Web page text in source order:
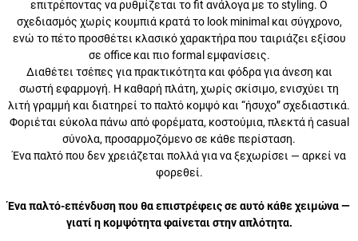
επιτρέποντας να ρυθμίζεται το fit ανάλογα με το styling. Ο
σχεδιασμός χωρίς κουμπιά κρατά το look minimal και σύγχρονο, ενώ
το πέτο προσθέτει κλασικό χαρακτήρα που ταιριάζει εξίσου σε office
και πιο formal εμφανίσεις.
Διαθέτει τσέπες για πρακτικότητα και φόδρα για άνεση και σωστή
εφαρμογή. Η καθαρή πλάτη, χωρίς σκίσιμο, ενισχύει τη λιτή γραμμή
και διατηρεί το παλτό κομψό και “ήσυχο” σχεδιαστικά. Φοριέται
εύκολα πάνω από φορέματα, κοστούμια, πλεκτά ή casual σύνολα,
προσαρμοζόμενο σε κάθε περίσταση.
Ένα παλτό που δεν χρειάζεται πολλά για να ξεχωρίσει — αρκεί να
φορεθεί.
Ένα παλτό-επένδυση που θα επιστρέφεις σε αυτό κάθε
χειμώνα — γιατί η κομψότητα φαίνεται στην απλότητα.